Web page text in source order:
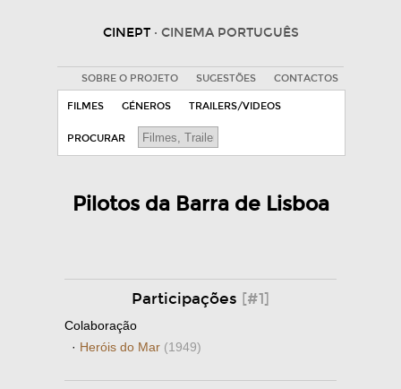
CINEPT · CINEMA PORTUGUÊS
SOBRE O PROJETO SUGESTÕES CONTACTOS
FILMES GÉNEROS TRAILERS/VIDEOS
PROCURAR
Pilotos da Barra de Lisboa
Participações [#1]
Colaboração
· Heróis do Mar (1949)